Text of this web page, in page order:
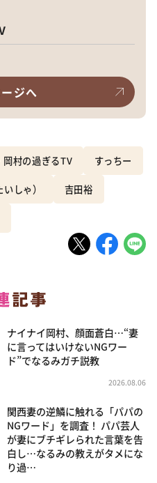
ジへ
岡村の過ぎるTV すっちー
しゃ） 吉田裕
ナイナイ岡村、顔面蒼白…“妻
に言ってはいけないNGワー
ド”でなるみガチ説教
2026.08.06
関西妻の逆鱗に触れる「パパの
NGワード」を調査！ パパ芸人
が妻にブチギレられた言葉を告
白し…なるみの教えがタメにな
り過…